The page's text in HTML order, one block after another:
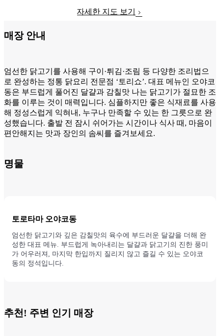
자세한 지도 보기
매장 안내
엄선한 닭고기를 사용해 구이·튀김·조림 등 다양한 조리법으
로 완성하는 정통 닭요리 전문점 ‘토리쇼’. 대표 메뉴인 오야코
동은 부드럽게 풀어진 달걀과 감칠맛 나는 닭고기가 절묘한 조
화를 이루는 것이 매력입니다. 심플하지만 좋은 식재료를 사용
해 정성스럽게 익혀내, 누구나 만족할 수 있는 한 그릇으로 완
성했습니다. 출발 전 잠시 쉬어가는 시간이나 식사 때, 마음이
편안해지는 맛과 장인의 솜씨를 즐겨보세요.
명물
토로타마 오야코동
엄선한 닭고기와 깊은 감칠맛의 육수에 부드러운 달걀을 더해 완
성한 대표 메뉴. 부드럽게 녹아내리는 달걀과 닭고기의 진한 풍미
가 어우러져, 마지막 한입까지 질리지 않고 즐길 수 있는 오야코
동의 정석입니다.
추천! 주변 인기 매장